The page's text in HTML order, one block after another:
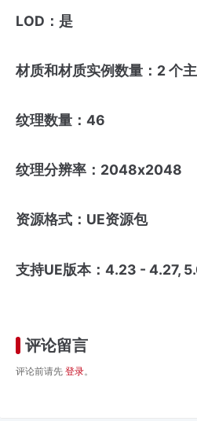
LOD：是
材质和材质实例数量：2 个
纹理数量：46
纹理分辨率：2048x2048
资源格式：UE资源包
支持UE版本：4.23 - 4.27,
评论留言
评论前请先 登录。